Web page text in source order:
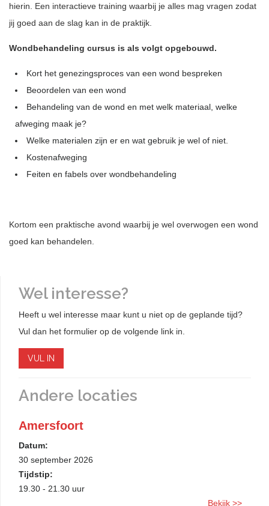
hierin. Een interactieve training waarbij je alles mag vragen zodat
jij goed aan de slag kan in de praktijk.
Wondbehandeling cursus is als volgt opgebouwd.
Kort het genezingsproces van een wond bespreken
Beoordelen van een wond
Behandeling van de wond en met welk materiaal, welke
afweging maak je?
Welke materialen zijn er en wat gebruik je wel of niet.
Kostenafweging
Feiten en fabels over wondbehandeling
Kortom een praktische avond waarbij je wel overwogen een wond
goed kan behandelen.
Wel interesse?
Heeft u wel interesse maar kunt u niet op de geplande tijd?
Vul dan het formulier op de volgende link in.
VUL IN
Andere locaties
Amersfoort
Datum:
30 september 2026
Tijdstip:
19.30 - 21.30 uur
Bekijk >>